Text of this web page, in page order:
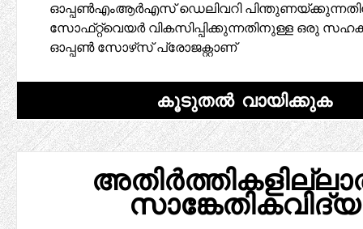
ഓപ്പൺഎംആർഎസ് ഡെലിവറി
സോഫ്‌റ്റ്‌വെയർ വികസിപ്പിക്കുന്നതിനുള്ള ഒരു
ഓപ്പൺ സോഴ്‌സ് പ്രോജക്റ്റാണ്
കൂടുതൽ വായിക്കുക
സാങ്കേതികവിദ്യ